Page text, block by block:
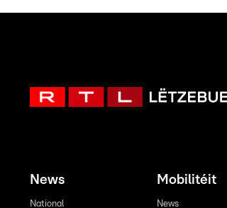
News
National
Mobilitéit
News